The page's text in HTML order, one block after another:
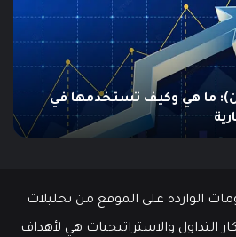
الواردة على الموقع من تحليلات
التداول والاستراتيجيات هي لأهداف